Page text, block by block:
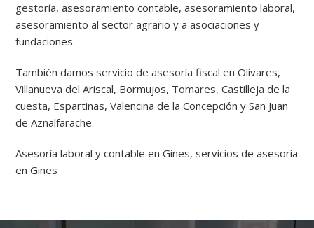
gestoría, asesoramiento contable, asesoramiento laboral,
asesoramiento al sector agrario y a asociaciones y
fundaciones.
También damos servicio de asesoría fiscal en Olivares,
Villanueva del Ariscal, Bormujos, Tomares, Castilleja de la
cuesta, Espartinas, Valencina de la Concepción y San Juan
de Aznalfarache.
Asesoría laboral y contable en Gines, servicios de asesoría
en Gines